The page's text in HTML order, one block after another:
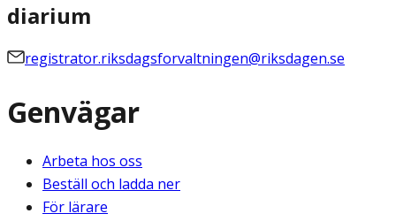
diarium
registrator.riksdagsforvaltningen@riksdagen.se
Genvägar
Arbeta hos oss
Beställ och ladda ner
För lärare